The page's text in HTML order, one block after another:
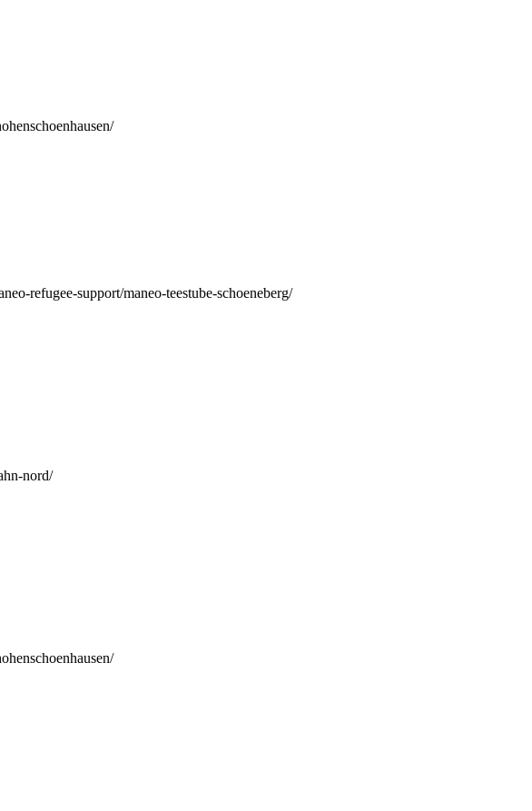
refugee-support/maneo-teestube-schoeneberg/
nord/